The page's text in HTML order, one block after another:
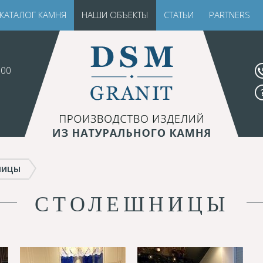
КАТАЛОГ КАМНЯ НАШИ ОБЪЕКТЫ СТАТЬИ PARTNERS
СТОЛЕШНИЦЫ